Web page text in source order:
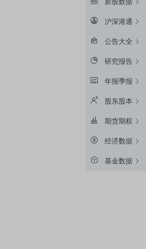
新股数据
沪深港通
公告大全
研究报告
年报季报
股东股本
期货期权
经济数据
基金数据